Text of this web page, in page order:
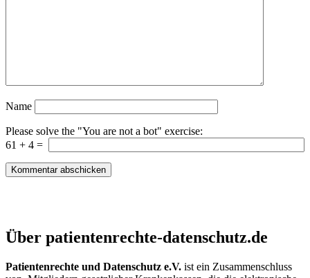
Name
Please solve the "You are not a bot" exercise:
61 + 4 =
Patientenrechte und Datenschutz e.V.
Über patientenrechte-datenschutz.de
Patientenrechte und Datenschutz e.V. ist ein Zusammenschluss